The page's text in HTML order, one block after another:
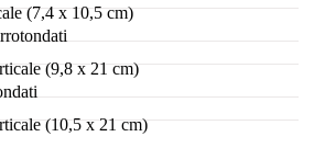
(7,4 x 10,5 cm)
(9,8 x 21 cm)
(10,5 x 21 cm)